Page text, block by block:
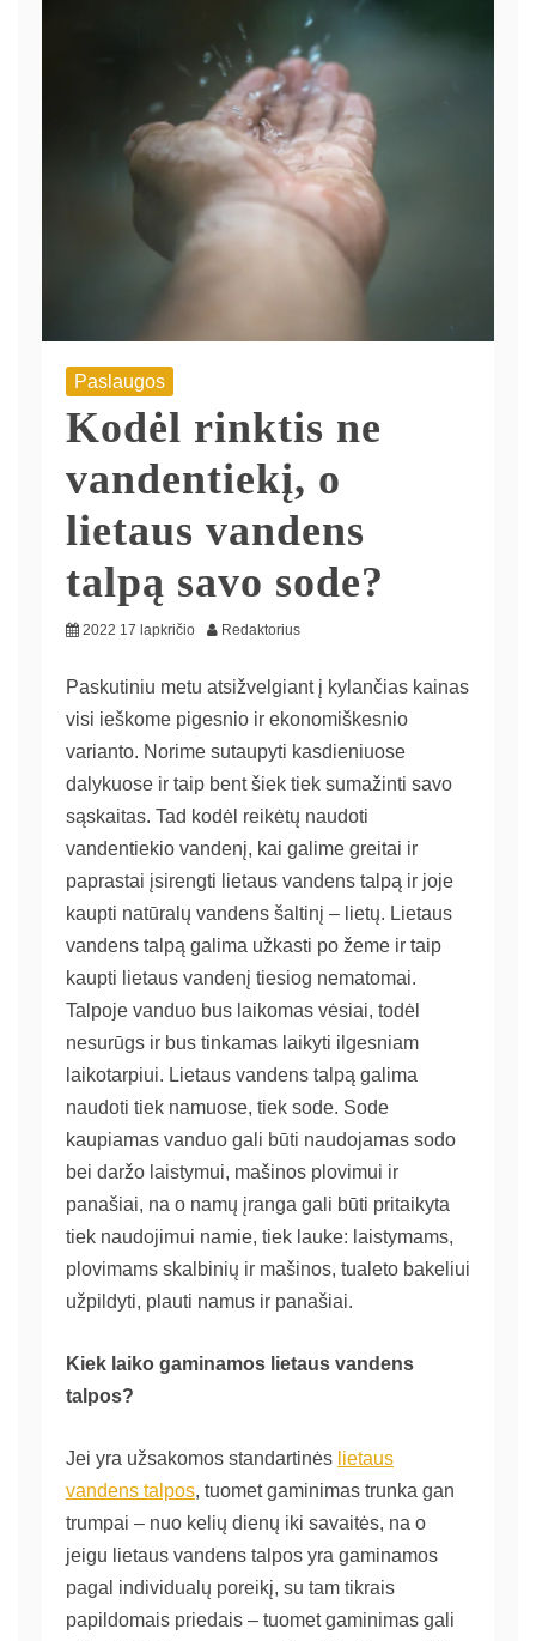
Paslaugos
Kodėl rinktis ne
vandentiekį, o
lietaus vandens
talpą savo sode?
2022 17 lapkričio Redaktorius
Paskutiniu metu atsižvelgiant į kylančias kainas
visi ieškome pigesnio ir ekonomiškesnio
varianto. Norime sutaupyti kasdieniuose
dalykuose ir taip bent šiek tiek sumažinti savo
sąskaitas. Tad kodėl reikėtų naudoti
vandentiekio vandenį, kai galime greitai ir
paprastai įsirengti lietaus vandens talpą ir joje
kaupti natūralų vandens šaltinį – lietų. Lietaus
vandens talpą galima užkasti po žeme ir taip
kaupti lietaus vandenį tiesiog nematomai.
Talpoje vanduo bus laikomas vėsiai, todėl
nesurūgs ir bus tinkamas laikyti ilgesniam
laikotarpiui. Lietaus vandens talpą galima
naudoti tiek namuose, tiek sode. Sode
kaupiamas vanduo gali būti naudojamas sodo
bei daržo laistymui, mašinos plovimui ir
panašiai, na o namų įranga gali būti pritaikyta
tiek naudojimui namie, tiek lauke: laistymams,
plovimams skalbinių ir mašinos, tualeto bakeliui
užpildyti, plauti namus ir panašiai.
Kiek laiko gaminamos lietaus vandens
talpos?
Jei yra užsakomos standartinės lietaus
vandens talpos, tuomet gaminimas trunka gan
trumpai – nuo kelių dienų iki savaitės, na o
jeigu lietaus vandens talpos yra gaminamos
pagal individualų poreikį, su tam tikrais
papildomais priedais – tuomet gaminimas gali